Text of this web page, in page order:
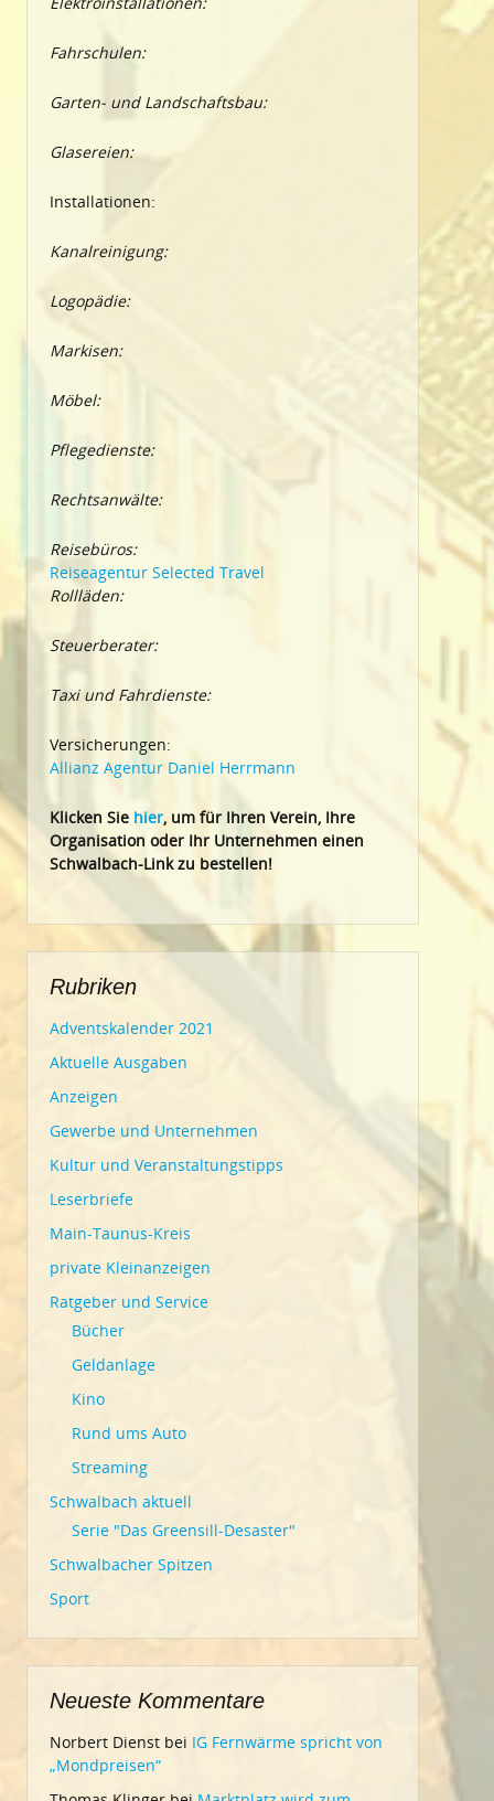
Fahrschulen:
Garten- und Landschaftsbau:
Glasereien:
Installationen:
Kanalreinigung:
Logopädie:
Markisen:
Möbel:
Pflegedienste:
Rechtsanwälte:
Reisebüros:
Reiseagentur Selected Travel
Rollläden:
Steuerberater:
Taxi und Fahrdienste:
Versicherungen:
Allianz Agentur Daniel Herrmann
Klicken Sie hier, um für Ihren Verein, Ihre
Organisation oder Ihr Unternehmen einen
Schwalbach-Link zu bestellen!
Rubriken
Adventskalender 2021
Aktuelle Ausgaben
Anzeigen
Gewerbe und Unternehmen
Kultur und Veranstaltungstipps
Leserbriefe
Main-Taunus-Kreis
private Kleinanzeigen
Ratgeber und Service
Bücher
Geldanlage
Kino
Rund ums Auto
Streaming
Schwalbach aktuell
Serie "Das Greensill-Desaster"
Schwalbacher Spitzen
Sport
Neueste Kommentare
Norbert Dienst bei IG Fernwärme spricht von
„Mondpreisen“